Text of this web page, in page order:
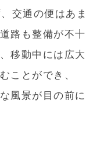
交通の便はあま
路も整備が不十
移動中には広大
ことができ、
風景が目の前に